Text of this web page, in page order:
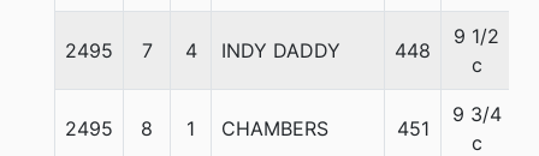
2495 7 4 INDY DADDY 448
9 1/2
c
2495 8 1 CHAMBERS 451
9 3/4
c